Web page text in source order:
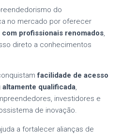
do
no mercado por oferecer
profissionais renomados,
direto a conhecimentos
facilidade de acesso
qualificada,
investidores e
de inovação.
a fortalecer alianças de